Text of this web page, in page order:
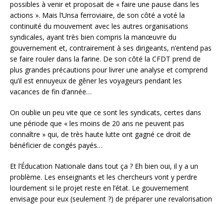
possibles à venir et proposait de « faire une pause dans les
actions ». Mais l’Unsa ferroviaire, de son côté a voté la
continuité du mouvement avec les autres organisations
syndicales, ayant très bien compris la manœuvre du
gouvernement et, contrairement à ses dirigeants, n’entend pas
se faire rouler dans la farine. De son côté la CFDT prend de
plus grandes précautions pour livrer une analyse et comprend
qu’il est ennuyeux de gêner les voyageurs pendant les
vacances de fin d’année…
On oublie un peu vite que ce sont les syndicats, certes dans
une période que « les moins de 20 ans ne peuvent pas
connaître » qui, de très haute lutte ont gagné ce droit de
bénéficier de congés payés…
Et l’Éducation Nationale dans tout ça ? Eh bien oui, il y a un
problème. Les enseignants et les chercheurs vont y perdre
lourdement si le projet reste en l’état. Le gouvernement
envisage pour eux (seulement ?) de préparer une revalorisation